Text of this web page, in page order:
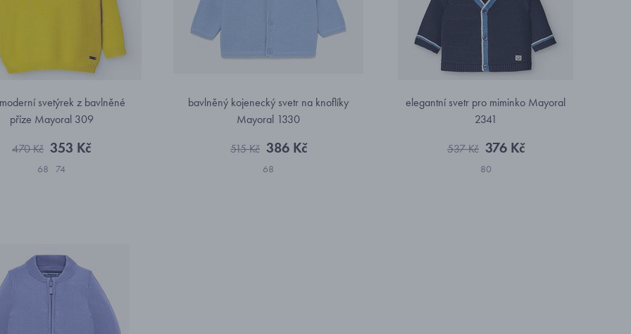
svetýrek z bavlněné
příze Mayoral 309
470 Kč 353 Kč
68 74
bavlněný kojenecký svetr na knoflíky
Mayoral 1330
515 Kč 386 Kč
68
elegantní svetr pro miminko Mayoral
2341
537 Kč 376 Kč
80